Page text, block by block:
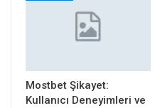
Mostbet Şikayet:
Kullanıcı Deneyimleri ve